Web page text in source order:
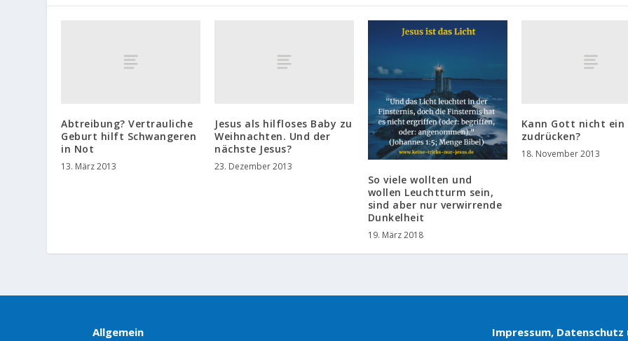
Abtreibung? Vertrauliche
Geburt hilft Schwangeren
in Not
13. März 2013
Jesus als hilfloses Baby zu
Weihnachten. Und der
nächste Jesus?
23. Dezember 2013
So viele wollten und
wollen Leuchtturm sein,
sind aber nur verwirrende
Dunkelheit
19. März 2018
Kann Gott nicht ein
zudrücken?
18. November 2013
Allgemein Impressum, Datenschutz